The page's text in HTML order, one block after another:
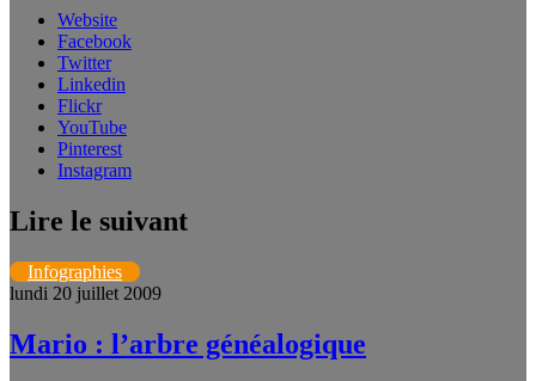
Website
Facebook
Twitter
Linkedin
Flickr
YouTube
Pinterest
Instagram
Lire le suivant
Infographies
lundi 20 juillet 2009
Mario : l’arbre généalogique